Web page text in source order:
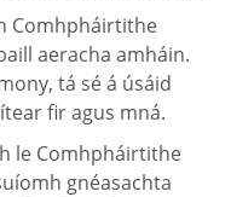
Comhpháirtithe
aeracha amháin.
tá sé á úsáid
fir agus mná.
le Comhpháirtithe
gnéasachta